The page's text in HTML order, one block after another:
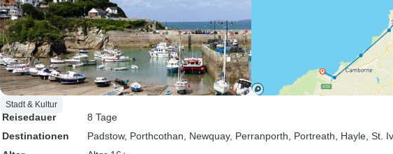
Stadt & Kultur
Reisedauer
8 Tage
Destinationen
Padstow, Porthcothan , Newquay, Perranporth , Portreath , Hayle , St.